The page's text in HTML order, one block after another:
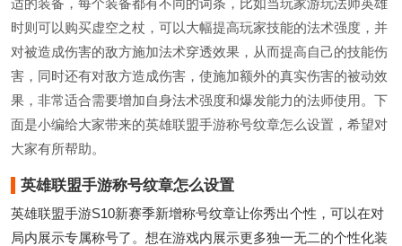
适的装备，每个装备都有不同的词条，比如当玩家游玩法师英雄
时则可以购买虚空之杖，可以大幅提高玩家技能的法术强度，并
对被造成伤害的敌方施加法术穿透效果，从而提高自己的技能伤
害，同时还有对敌方造成伤害，使施加额外的真实伤害的被动效
果，非常适合需要增加自身法术强度和爆发能力的法师使用。下
面是小编给大家带来的英雄联盟手游称号纹章怎么设置，希望对
大家有所帮助。
英雄联盟手游称号纹章怎么设置
英雄联盟手游S10新赛季新增称号纹章让你秀出个性，可以在对
局内展示专属称号了。想在游戏内展示更多独一无二的个性化装